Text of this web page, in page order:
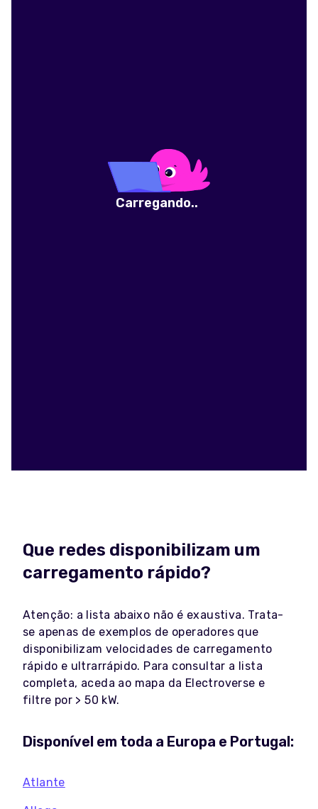
Que redes disponibilizam um
carregamento rápido?
Atenção: a lista abaixo não é exaustiva. Trata-
se apenas de exemplos de operadores que
disponibilizam velocidades de carregamento
rápido e ultrarrápido. Para consultar a lista
completa, aceda ao mapa da Electroverse e
filtre por > 50 kW.
Disponível em toda a Europa e Portugal:
Atlante